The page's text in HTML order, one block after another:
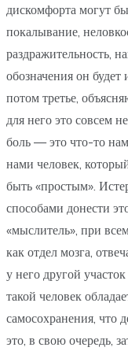
дискомфорта могут
покалывание,
раздражительность,
обозначения он
потом третье,
для него это совсем
боль — это что-то
нами человек,
быть «простым».
способами донести
«мыслитель», при
как отдел мозга,
у него другой
такой человек
самосохранения, что
это, в свою очередь,